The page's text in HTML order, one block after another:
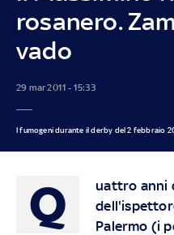
rosanero.
vado
29 mar 2011 - 15:33
I fumogeni durante il derby del 2 febbraio
Q
uattro anni
Palermo (i